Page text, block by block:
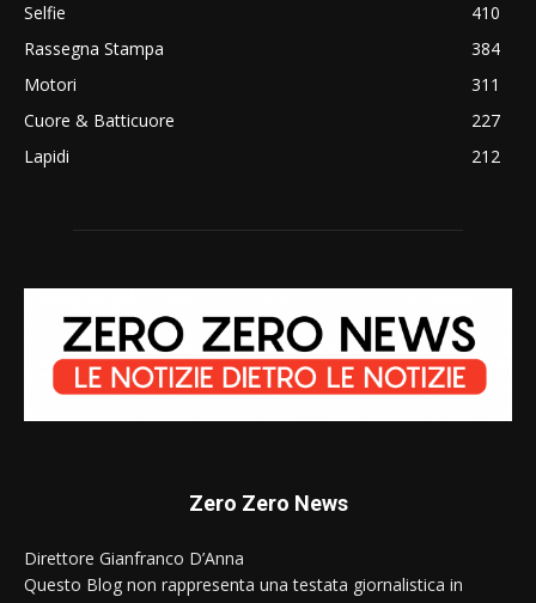
Selfie
410
Rassegna Stampa
384
Motori
311
Cuore & Batticuore
227
Lapidi
212
Zero Zero News
Direttore Gianfranco D’Anna
Questo Blog non rappresenta una testata giornalistica in